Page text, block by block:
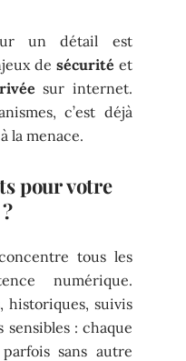
un détail est
de sécurité et
sur internet.
c’est déjà
la menace.
pour votre
tous les
numérique.
historiques, suivis
: chaque
sans autre